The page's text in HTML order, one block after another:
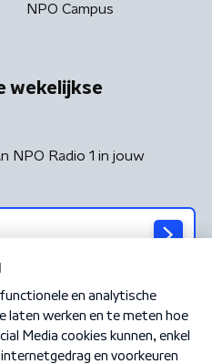
NPO Campus
wekelijkse
NPO Radio 1 in jouw